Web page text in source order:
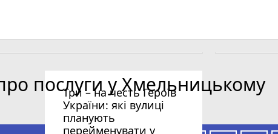
Три – на честь Героїв
України: які вулиці
планують
перейменувати у
послуги у Хмельницькому